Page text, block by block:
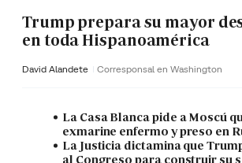
Trump prepara su mayor
en toda Hispanoamérica
David Alandete Corresponsal en Washington
La Casa Blanca pide a Moscú
exmarine enfermo y preso en
La Justicia dictamina que
al Congreso para construir su